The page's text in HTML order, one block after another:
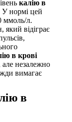
калію в
нормі цей
ммоль/л.
відіграє
в крові
незалежно
вимагає
в